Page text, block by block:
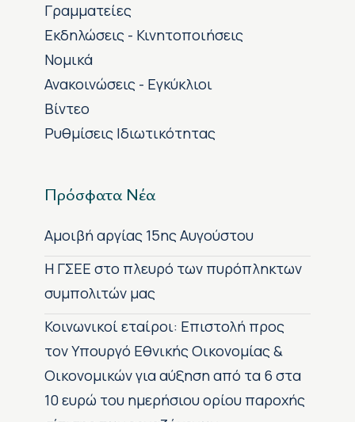
Γραμματείες
Εκδηλώσεις - Κινητοποιήσεις
Νομικά
Ανακοινώσεις - Εγκύκλιοι
Βίντεο
Ρυθμίσεις Ιδιωτικότητας
Πρόσφατα Νέα
Αμοιβή αργίας 15ης Αυγούστου
H ΓΣΕΕ στο πλευρό των πυρόπληκτων
συμπολιτών μας
Κοινωνικοί εταίροι: Επιστολή προς
τον Υπουργό Εθνικής Οικονομίας &
Οικονομικών για αύξηση από τα 6 στα
10 ευρώ του ημερήσιου ορίου παροχής